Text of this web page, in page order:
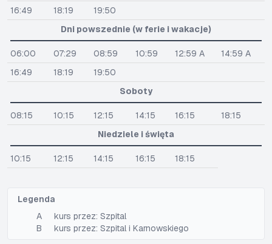
16:49
18:19
19:50
Dni powszednie (w ferie i wakacje)
06:00 07:29 08:59 10:59 12:59 A
14:59 A
16:49
18:19
19:50
Soboty
08:15 10:15 12:15 14:15 16:15
18:15
Niedziele i święta
10:15 12:15 14:15 16:15 18:15
Legenda
A
kurs przez: Szpital
B
kurs przez: Szpital i Karnowskiego